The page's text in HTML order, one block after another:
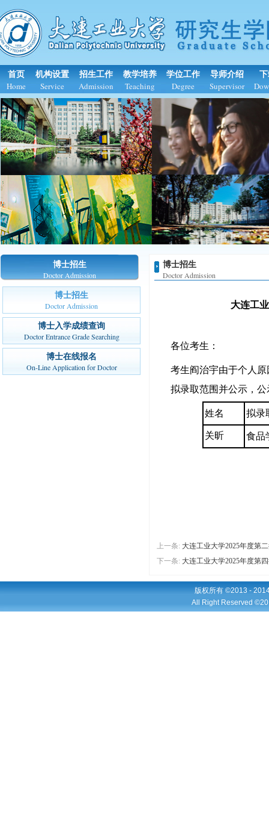
首页
Home
机构设置
Service
招生工作
Admission
教学培养
Teaching
学位工作
Degree
导师介绍
Supervisor
博士招生
Doctor Admission
博士招生
Doctor Admission
博士入学成绩查询
Doctor Entrance Grade Searching
博士在线报名
On-Line Application for Doctor
博士招生
Doctor Admission
大连工
各位考生：
考生阎治宇由于个人
拟录取范围并公示，
姓名 拟录
关昕 食品
上一条: 大连工业大学2025年度第
下一条: 大连工业大学2025年度第
版权所有 ©2013 -
All Right Reserved